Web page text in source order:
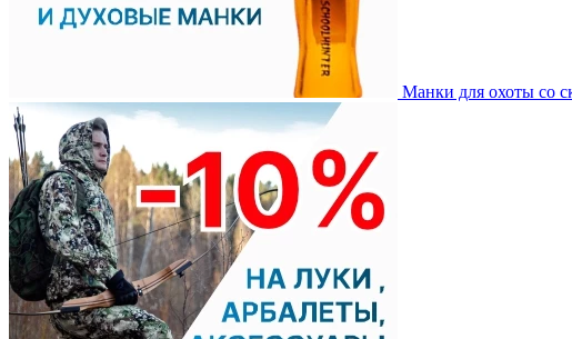
Манки для охоты со